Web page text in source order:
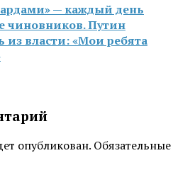
— каждый день
чиновников. Путин
из власти: «Мои ребята
опубликован. Обязательные